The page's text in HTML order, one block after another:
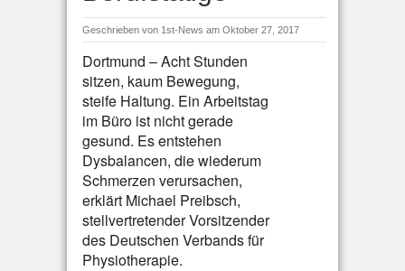
Geschrieben von 1st-News am Oktober 27, 2017
Dortmund – Acht Stunden
sitzen, kaum Bewegung,
steife Haltung. Ein Arbeitstag
im Büro ist nicht gerade
gesund. Es entstehen
Dysbalancen, die wiederum
Schmerzen verursachen,
erklärt Michael Preibsch,
stellvertretender Vorsitzender
des Deutschen Verbands für
Physiotherapie.